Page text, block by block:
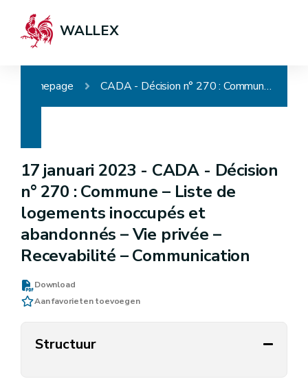
WALLEX
Homepage CADA - Décision n° 270 : Commune – Liste de logements inoccupés et abandonnés – Vie privée – Recevabilité – Communication
17 januari 2023 - CADA - Décision
n° 270 : Commune – Liste de
logements inoccupés et
abandonnés – Vie privée –
Recevabilité – Communication
Download
Aan favorieten toevoegen
Structuur